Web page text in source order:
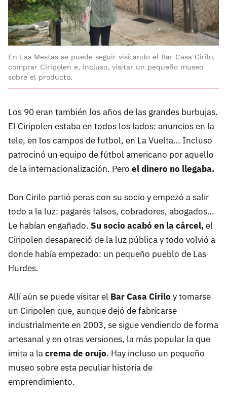
En Las Mestas se puede seguir visitando el Bar Casa Cirilo,
comprar Ciripolen e, incluso, visitar un pequeño museo
sobre el producto.
Los 90 eran también los años de las grandes burbujas.
El Ciripolen estaba en todos los lados: anuncios en la
tele, en los campos de futbol, en La Vuelta… Incluso
patrocinó un equipo de fútbol americano por aquello
de la internacionalización. Pero el dinero no llegaba.
Don Cirilo partió peras con su socio y empezó a salir
todo a la luz: pagarés falsos, cobradores, abogados…
Le habían engañado. Su socio acabó en la cárcel,el
Ciripolen desapareció de la luz pública y todo volvió a
donde había empezado: un pequeño pueblo de Las
Hurdes.
Allí aún se puede visitar el Bar Casa Cirilo y tomarse
un Ciripolen que, aunque dejó de fabricarse
industrialmente en 2003, se sigue vendiendo de forma
artesanal y en otras versiones, la más popular la que
imita a lacrema de orujo. Hay incluso un pequeño
museo sobre esta peculiar historia de
emprendimiento.